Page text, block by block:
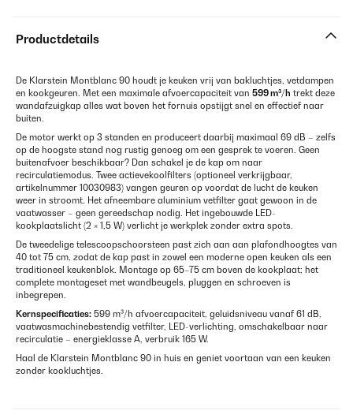
Productdetails
De Klarstein Montblanc 90 houdt je keuken vrij van bakluchtjes, vetdampen
en kookgeuren. Met een maximale afvoercapaciteit van 599 m³/h trekt deze
wandafzuigkap alles wat boven het fornuis opstijgt snel en effectief naar
buiten.
De motor werkt op 3 standen en produceert daarbij maximaal 69 dB – zelfs
op de hoogste stand nog rustig genoeg om een gesprek te voeren. Geen
buitenafvoer beschikbaar? Dan schakel je de kap om naar
recirculatiemodus. Twee actievekoolfilters (optioneel verkrijgbaar,
artikelnummer 10030983) vangen geuren op voordat de lucht de keuken
weer in stroomt. Het afneembare aluminium vetfilter gaat gewoon in de
vaatwasser – geen gereedschap nodig. Het ingebouwde LED-
kookplaatslicht (2 × 1,5 W) verlicht je werkplek zonder extra spots.
De tweedelige telescoopschoorsteen past zich aan aan plafondhoogtes van
40 tot 75 cm, zodat de kap past in zowel een moderne open keuken als een
traditioneel keukenblok. Montage op 65–75 cm boven de kookplaat; het
complete montageset met wandbeugels, pluggen en schroeven is
inbegrepen.
Kernspecificaties: 599 m³/h afvoercapaciteit, geluidsniveau vanaf 61 dB,
vaatwasmachinebestendig vetfilter, LED-verlichting, omschakelbaar naar
recirculatie – energieklasse A, verbruik 165 W.
Haal de Klarstein Montblanc 90 in huis en geniet voortaan van een keuken
zonder kookluchtjes.